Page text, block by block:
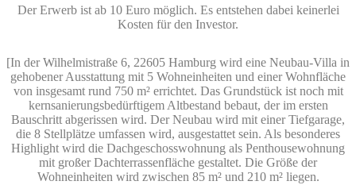
Der Erwerb ist ab 10 Euro möglich. Es entstehen dabei keinerlei
Kosten für den Investor.
[In der Wilhelmistraße 6, 22605 Hamburg wird eine Neubau-Villa in
gehobener Ausstattung mit 5 Wohneinheiten und einer Wohnfläche
von insgesamt rund 750 m² errichtet. Das Grundstück ist noch mit
kernsanierungsbedürftigem Altbestand bebaut, der im ersten
Bauschritt abgerissen wird. Der Neubau wird mit einer Tiefgarage,
die 8 Stellplätze umfassen wird, ausgestattet sein. Als besonderes
Highlight wird die Dachgeschosswohnung als Penthousewohnung
mit großer Dachterrassenfläche gestaltet. Die Größe der
Wohneinheiten wird zwischen 85 m² und 210 m² liegen.